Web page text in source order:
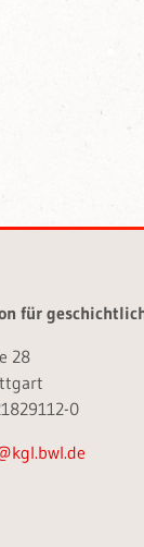
für
28
0